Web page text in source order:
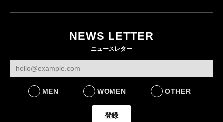
NEWS LETTER
ニュースレター
MEN WOMEN OTHER
登録